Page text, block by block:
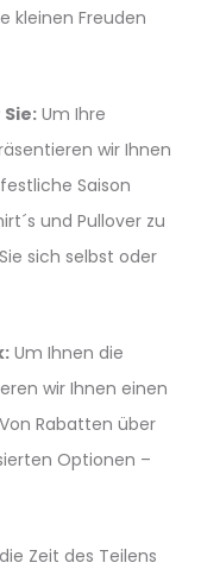
kleinen Freuden
Um Ihre
wir Ihnen
Saison
und Pullover zu
sich selbst oder
Um Ihnen die
wir Ihnen einen
Rabatten über
Optionen –
Zeit des Teilens